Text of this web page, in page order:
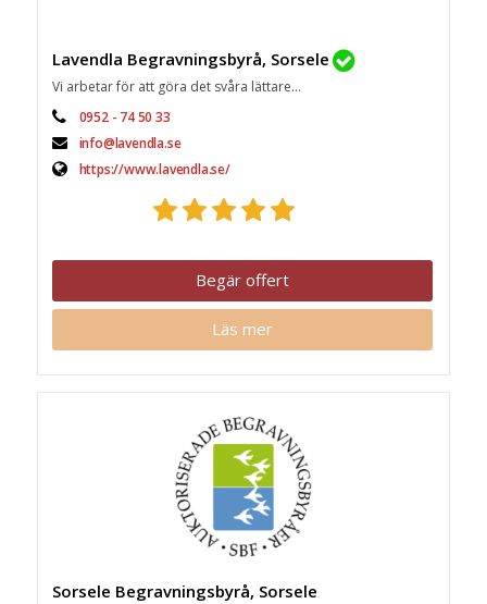
Lavendla Begravningsbyrå, Sorsele
Vi arbetar för att göra det svåra lättare...
0952 - 74 50 33
info@lavendla.se
https://www.lavendla.se/
Begär offert
Läs mer
Sorsele Begravningsbyrå, Sorsele